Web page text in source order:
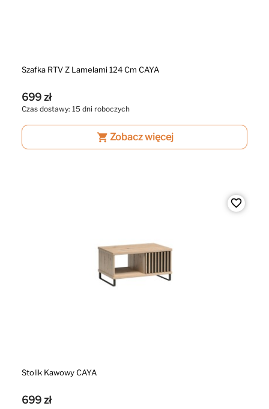
Szafka RTV Z Lamelami 124 Cm CAYA
699 zł
Czas dostawy: 15 dni roboczych
shopping_cart Zobacz więcej
favorite_border
Stolik Kawowy CAYA
699 zł